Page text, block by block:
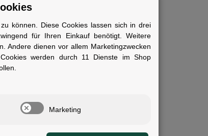
Nylon
Zweikomponenten-Cleatcover
und den Wechsel zum Laufen suchen.
können. Diese Cookies lassen sich in drei
für Ihren Einkauf benötigt. Weitere
Andere dienen vor allem Marketingzwecken
werden durch 11 Dienste im Shop
Marketing